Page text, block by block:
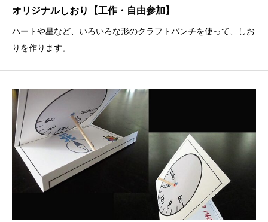
オリジナルしおり【工作・自由参加】
ハートや星など、いろいろな形のクラフトパンチを使って、しお
りを作ります。